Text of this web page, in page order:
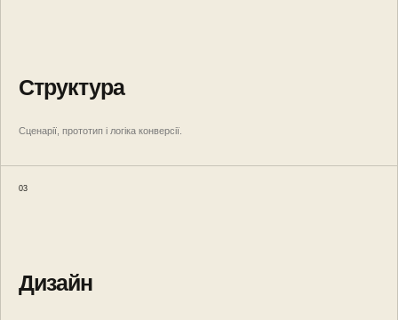
Структура
Сценарії, прототип і логіка конверсії.
03
Дизайн